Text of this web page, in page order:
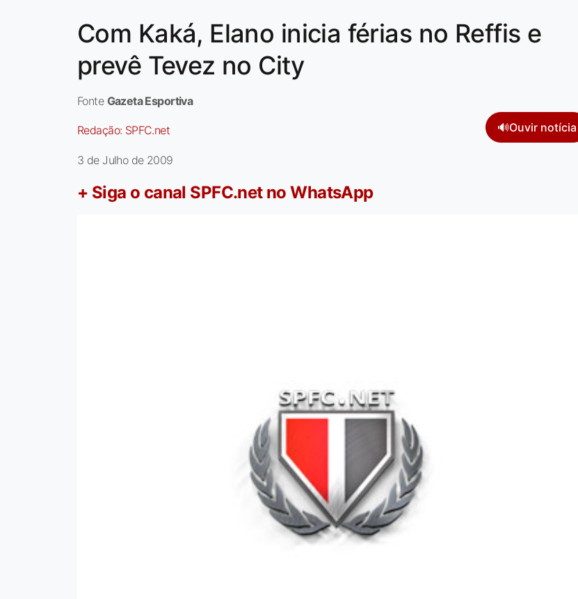
Com Kaká, Elano inicia férias no Reffis e
prevê Tevez no City
Fonte Gazeta Esportiva
Redação: SPFC.net 🔊Ouvir notícia
3 de Julho de 2009
+ Siga o canal SPFC.net no WhatsApp